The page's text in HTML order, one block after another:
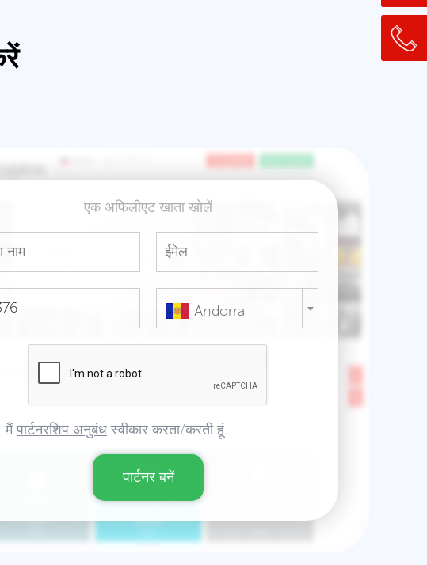
एक अफिलीएट खाता खोलें
Andorra
मैंपार्टनरशिप अनुबंधस्वीकार करता/करती हूं
पार्टनर बनें